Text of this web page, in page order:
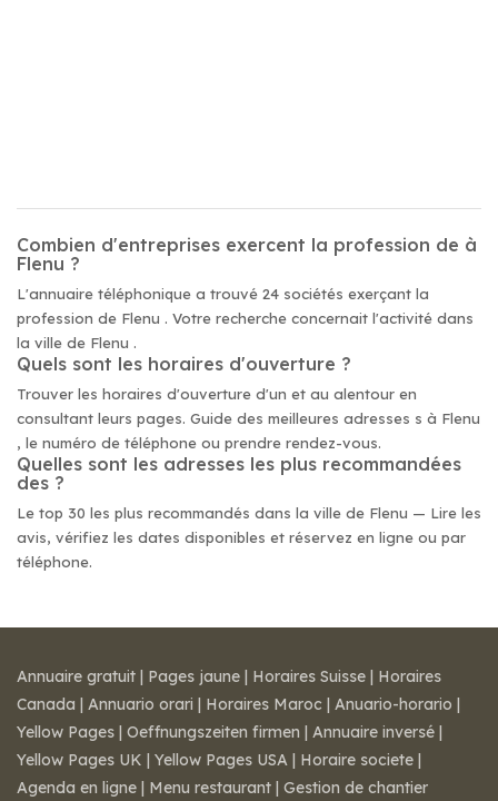
Combien d'entreprises exercent la profession de à
Flenu ?
L'annuaire téléphonique a trouvé 24 sociétés exerçant la
profession de Flenu . Votre recherche concernait l'activité dans
la ville de Flenu .
Quels sont les horaires d'ouverture ?
Trouver les horaires d'ouverture d'un et au alentour en
consultant leurs pages. Guide des meilleures adresses s à Flenu
, le numéro de téléphone ou prendre rendez-vous.
Quelles sont les adresses les plus recommandées
des ?
Le top 30 les plus recommandés dans la ville de Flenu — Lire les
avis, vérifiez les dates disponibles et réservez en ligne ou par
téléphone.
Annuaire gratuit | Pages jaune | Horaires Suisse | Horaires
Canada | Annuario orari | Horaires Maroc | Anuario-horario |
Yellow Pages | Oeffnungszeiten firmen | Annuaire inversé |
Yellow Pages UK | Yellow Pages USA | Horaire societe |
Agenda en ligne | Menu restaurant | Gestion de chantier